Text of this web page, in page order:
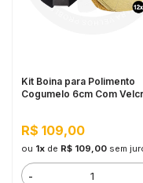
Kit Boina para Polimento
Cogumelo 6cm Com
R$ 109,00
ou 1xde R$ 109,00 sem
-